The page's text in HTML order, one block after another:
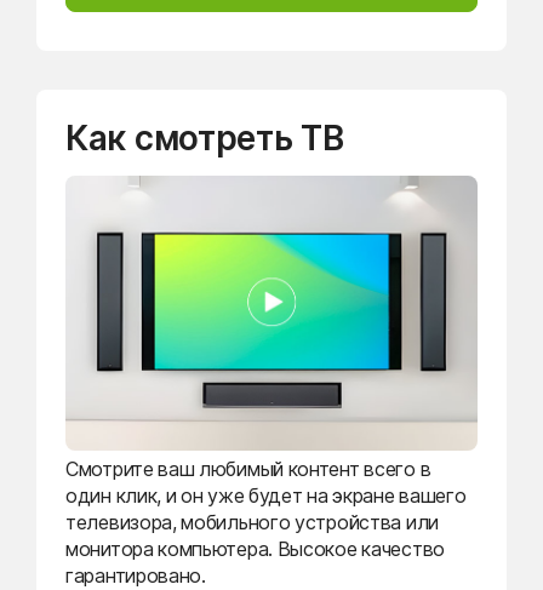
Как смотреть ТВ
Смотрите ваш любимый контент всего в
один клик, и он уже будет на экране вашего
телевизора, мобильного устройства или
монитора компьютера. Высокое качество
гарантировано.